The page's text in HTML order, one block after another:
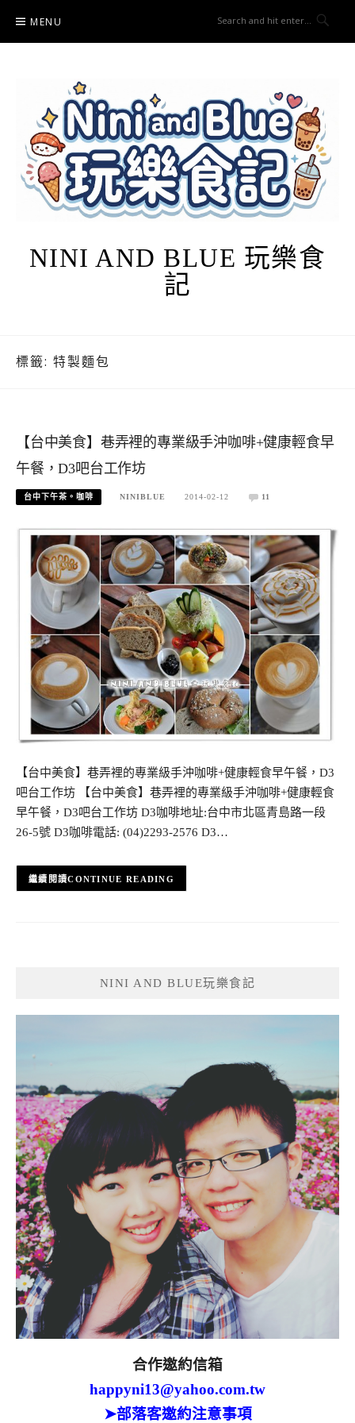
content
MENU
NINI AND BLUE 玩樂食
記
標籤: 特製麵包
【台中美食】巷弄裡的專業級手沖咖啡+健康輕食早
午餐，D3吧台工作坊
台中下午茶。咖啡 NINIBLUE 2014-02-12 11
【台中美食】巷弄裡的專業級手沖咖啡+健康輕食早午餐，D3
吧台工作坊 【台中美食】巷弄裡的專業級手沖咖啡+健康輕食
早午餐，D3吧台工作坊 D3咖啡地址:台中市北區青島路一段
26-5號 D3咖啡電話: (04)2293-2576 D3…
CONTINUE READING
NINI AND BLUE玩樂食記
合作邀約信箱
happyni13@yahoo.com.tw
➤部落客邀約注意事項